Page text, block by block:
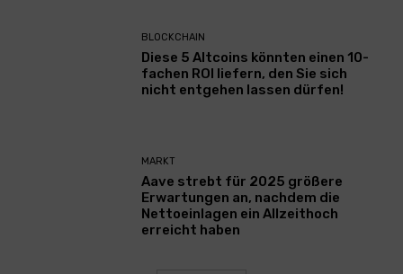
BLOCKCHAIN
Diese 5 Altcoins könnten einen 10-
fachen ROI liefern, den Sie sich
nicht entgehen lassen dürfen!
MARKT
Aave strebt für 2025 größere
Erwartungen an, nachdem die
Nettoeinlagen ein Allzeithoch
erreicht haben